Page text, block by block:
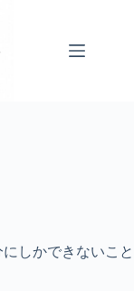
しかできないこと